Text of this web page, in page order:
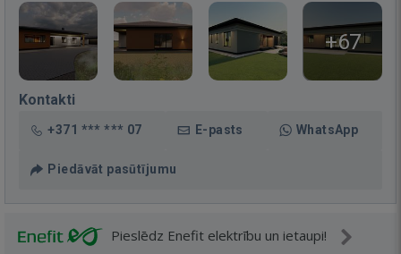
+67
Kontakti
+371 *** *** 07 E-pasts WhatsApp
Piedāvāt pasūtījumu
Pieslēdz Enefit elektrību un ietaupi!